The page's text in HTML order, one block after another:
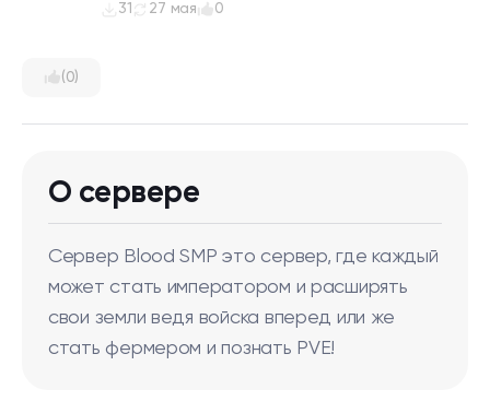
(0)
31 27 мая 0
О сервере
Сервер Blood SMP это сервер, где каждый
может стать императором и расширять
свои земли ведя войска вперед или же
стать фермером и познать PVE!